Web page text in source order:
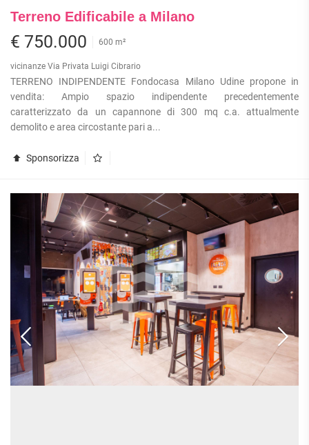
Terreno Edificabile a Milano
€ 750.000 600 m²
vicinanze Via Privata Luigi Cibrario
TERRENO INDIPENDENTE Fondocasa Milano Udine propone in
vendita: Ampio spazio indipendente precedentemente
caratterizzato da un capannone di 300 mq c.a. attualmente
demolito e area circostante pari a...
Sponsorizza